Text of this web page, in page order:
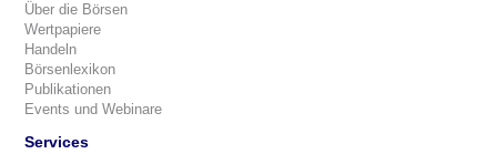
Über die Börsen
Wertpapiere
Handeln
Börsenlexikon
Publikationen
Events und Webinare
Services